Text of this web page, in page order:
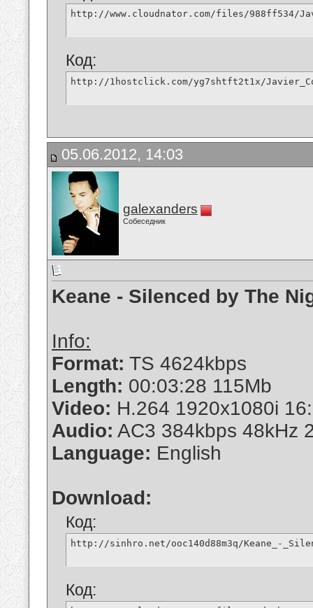
http://www.cloudnator.com/files/988ff534/
Код:
http://1hostclick.com/yg7shtft2t1x/
05.06.2012, 14:03
galexanders
Собеседник
Keane - Silenced by The
Info:
Format: TS 4624kbps
Length: 00:03:28 115Mb
Video: H.264 1920x1080i
Audio: AC3 384kbps 48kHz
Language: English
Download:
Код:
http://sinhro.net/ooc140d88m3q/Keane_-
Код: